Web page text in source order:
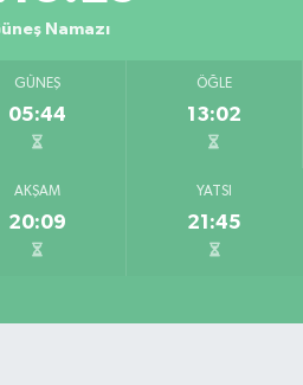
Namazı
GÜNEŞ
05:44
ÖĞLE
13:02
AKŞAM
20:09
YATSI
21:45